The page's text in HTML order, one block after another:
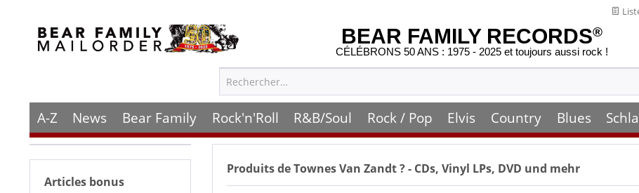
BEAR FAMILY RECORDS®
CÉLÉBRONS 50 ANS : 1975 - 2025 et toujours aussi rock !
A-Z News Bear Family Rock'n'Roll R&B/Soul Rock / Pop Elvis Country Blues
Articles bonus
Produits deTownes Van Zandt? - CDs, Vinyl LPs, DVD und mehr